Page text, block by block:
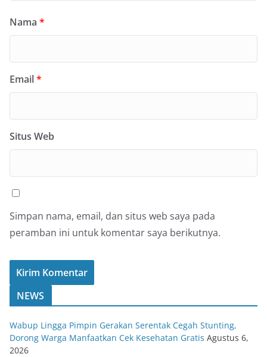
Nama *
Email*
Situs Web
Simpan nama, email, dan situs web saya pada
peramban ini untuk komentar saya berikutnya.
NEWS
Wabup Lingga Pimpin Gerakan Serentak Cegah Stunting,
Dorong Warga Manfaatkan Cek Kesehatan Gratis Agustus 6,
2026